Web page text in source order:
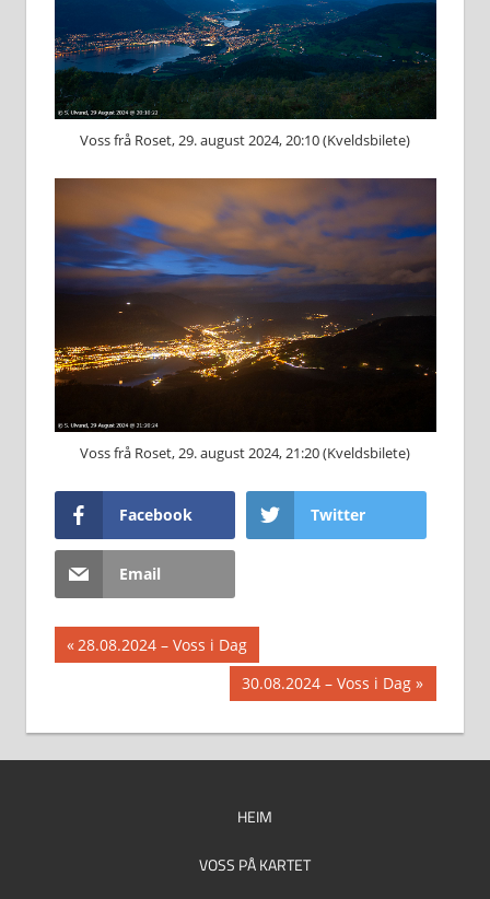
Voss frå Roset, 29. august 2024, 20:10 (Kveldsbilete)
Voss frå Roset, 29. august 2024, 21:20 (Kveldsbilete)
Facebook Twitter
Email
Innleggsnavigasjon
Previous
Post:
28.08.2024 – Voss i Dag
Next
Post:
30.08.2024 – Voss i Dag
HEIM
VOSS PÅ KARTET